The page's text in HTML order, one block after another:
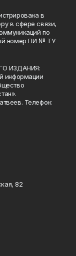
в
в сфере связи,
по
номер ПИ № ТУ
ИЗДАНИЯ:
информации
Телефон:
82